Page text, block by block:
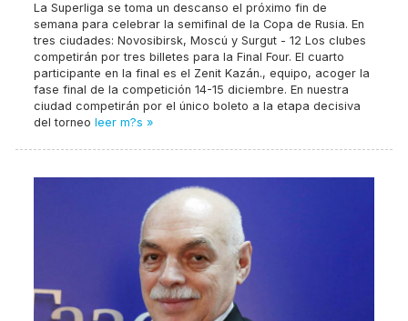
La Superliga se toma un descanso el próximo fin de
semana para celebrar la semifinal de la Copa de Rusia. En
tres ciudades: Novosibirsk, Moscú y Surgut - 12 Los clubes
competirán por tres billetes para la Final Four. El cuarto
participante en la final es el Zenit Kazán., equipo, acoger la
fase final de la competición 14-15 diciembre. En nuestra
ciudad competirán por el único boleto a la etapa decisiva
del torneo leer m?s »